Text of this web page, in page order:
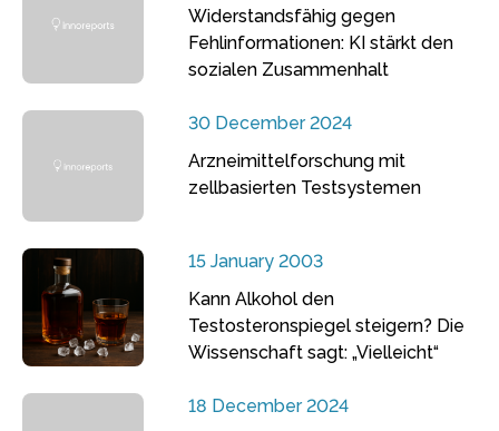
Widerstandsfähig gegen
Fehlinformationen: KI stärkt den
sozialen Zusammenhalt
30 December 2024
Arzneimittelforschung mit
zellbasierten Testsystemen
15 January 2003
Kann Alkohol den
Testosteronspiegel steigern? Die
Wissenschaft sagt: „Vielleicht“
18 December 2024